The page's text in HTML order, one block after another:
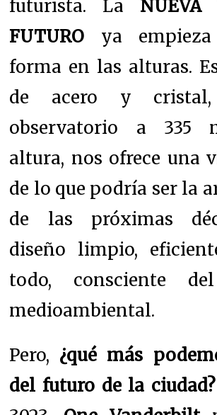
futurista. La NUEVA
FUTURO ya
forma en las alturas.
de acero y
observatorio a 335
altura, nos ofrece una
de lo que podría ser la
de las próximas
diseño limpio,
todo, consciente
medioambiental.
Pero, ¿qué más
del futuro de la ciudad?